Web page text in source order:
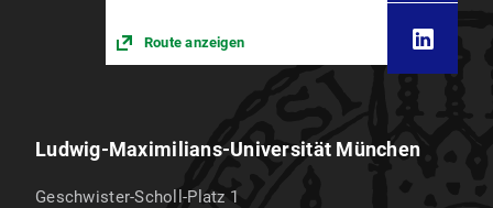
Route anzeigen
Ludwig-Maximilians-Universität München
Geschwister-Scholl-Platz 1